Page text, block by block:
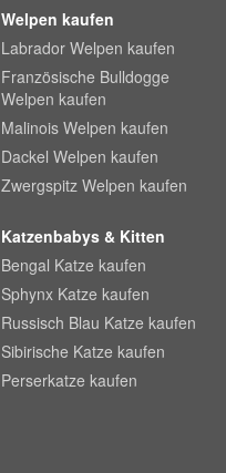
Welpen kaufen
Labrador Welpen kaufen
Französische Bulldogge
Welpen kaufen
Malinois Welpen kaufen
Dackel Welpen kaufen
Zwergspitz Welpen kaufen
Katzenbabys & Kitten
Bengal Katze kaufen
Sphynx Katze kaufen
Russisch Blau Katze kaufen
Sibirische Katze kaufen
Perserkatze kaufen